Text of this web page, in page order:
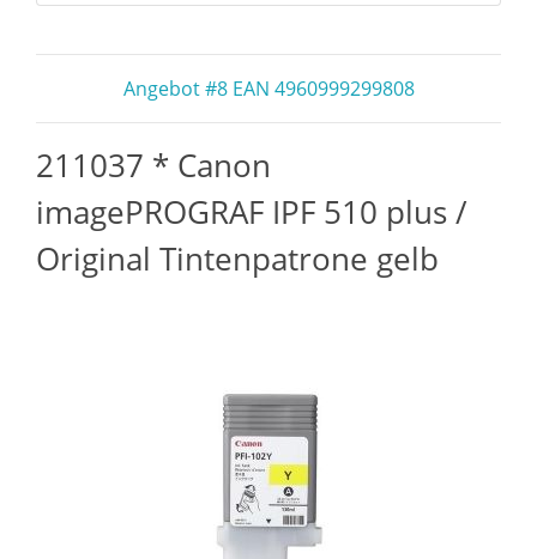
Angebot #8 EAN 4960999299808
211037 * Canon
imagePROGRAF IPF 510 plus /
Original Tintenpatrone gelb